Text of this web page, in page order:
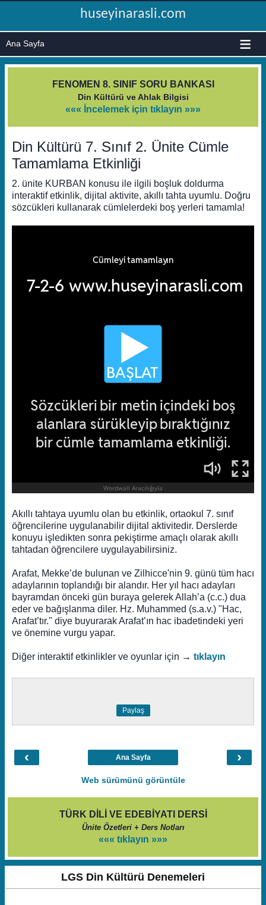
huseyinarasli.com
≡
FENOMEN 8. SINIF SORU BANKASI
Din Kültürü ve Ahlak Bilgisi
««« İncelemek için tıklayın »»»
Din Kültürü 7. Sınıf 2. Ünite Cümle
Tamamlama Etkinliği
2. ünite KURBAN konusu ile ilgili boşluk doldurma
interaktif etkinlik, dijital aktivite, akıllı tahta uyumlu. Doğru
sözcükleri kullanarak cümlelerdeki boş yerleri tamamla!
Akıllı tahtaya uyumlu olan bu etkinlik, ortaokul 7. sınıf
öğrencilerine uygulanabilir dijital aktivitedir. Derslerde
konuyu işledikten sonra pekiştirme amaçlı olarak akıllı
tahtadan öğrencilere uygulayabilirsiniz.
Arafat, Mekke’de bulunan ve Zilhicce'nin 9. günü tüm hacı
adaylarının toplandığı bir alandır. Her yıl hacı adayları
bayramdan önceki gün buraya gelerek Allah’a (c.c.) dua
eder ve bağışlanma diler. Hz. Muhammed (s.a.v.) "Hac,
Arafat’tır." diye buyurarak Arafat’ın hac ibadetindeki yeri
ve önemine vurgu yapar.
Diğer interaktif etkinlikler ve oyunlar için → tıklayın
Paylaş
‹ ›
Ana Sayfa
Web sürümünü görüntüle
TÜRK DİLİ VE EDEBİYATI DERSİ
Ünite Özetleri + Ders Notları
««« tıklayın »»»
LGS Din Kültürü Denemeleri